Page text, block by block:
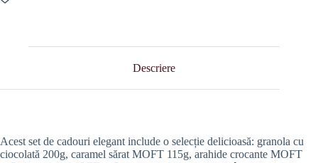
Descriere
Acest set de cadouri elegant include o selecție delicioasă: granola cu
ciocolată 200g, caramel sărat MOFT 115g, arahide crocante MOFT